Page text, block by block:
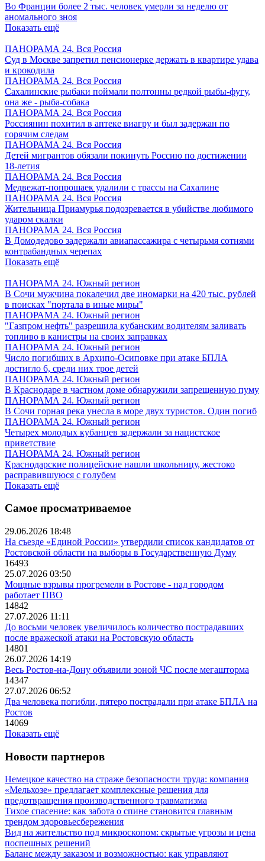
Во Франции более 2 тыс. человек умерли за неделю от
аномального зноя
Показать ещё
ПАНОРАМА 24. Вся Россия
Суд в Москве запретил пенсионерке держать в квартире удава
и крокодила
ПАНОРАМА 24. Вся Россия
Сахалинские рыбаки поймали полтонны редкой рыбы-фугу,
она же - рыба-собака
ПАНОРАМА 24. Вся Россия
Россиянин похитил в аптеке виагру и был задержан по
горячим следам
ПАНОРАМА 24. Вся Россия
Детей мигрантов обязали покинуть Россию по достижении
18-летия
ПАНОРАМА 24. Вся Россия
Медвежат-попрошаек удалили с трассы на Сахалине
ПАНОРАМА 24. Вся Россия
Жительница Приамурья подозревается в убийстве любимого
ударом скалки
ПАНОРАМА 24. Вся Россия
В Домодедово задержали авиапассажира с четырьмя сотнями
контрабандных черепах
Показать ещё
ПАНОРАМА 24. Южный регион
В Сочи мужчина покалечил две иномарки на 420 тыс. рублей
в поисках "портала в иные миры"
ПАНОРАМА 24. Южный регион
"Газпром нефть" разрешила кубанским водителям заливать
топливо в канистры на своих заправках
ПАНОРАМА 24. Южный регион
Число погибших в Архипо-Осиповке при атаке БПЛА
достигло 6, среди них трое детей
ПАНОРАМА 24. Южный регион
В Краснодаре в частном доме обнаружили запрещенную пуму
ПАНОРАМА 24. Южный регион
В Сочи горная река унесла в море двух туристов. Один погиб
ПАНОРАМА 24. Южный регион
Четырех молодых кубанцев задержали за нацистское
приветствие
ПАНОРАМА 24. Южный регион
Краснодарские полицейские нашли школьницу, жестоко
расправившуюся с голубем
Показать ещё
Самое просматриваемое
29.06.2026 18:48
На съезде «Единой России» утвердили список кандидатов от
Ростовской области на выборы в Государственную Думу
16493
25.07.2026 03:50
Мощные взрывы прогремели в Ростове - над городом
работает ПВО
14842
27.07.2026 11:11
До восьми человек увеличилось количество пострадавших
после вражеской атаки на Ростовскую область
14801
26.07.2026 14:19
Весь Ростов-на-Дону объявили зоной ЧС после мегашторма
14347
27.07.2026 06:52
Два человека погибли, пятеро пострадали при атаке БПЛА на
Ростов
14069
Показать ещё
Новости партнеров
Немецкое качество на страже безопасности труда: компания
«Мельхозе» предлагает комплексные решения для
предотвращения производственного травматизма
Тихое спасение: как забота о спине становится главным
трендом здоровьесбережения
Вид на жительство под микроскопом: скрытые угрозы и цена
поспешных решений
Баланс между заказом и возможностью: как управляют